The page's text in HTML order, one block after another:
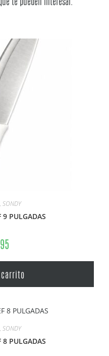
, SONDY
9 PULGADAS
, SONDY
8 PULGADAS